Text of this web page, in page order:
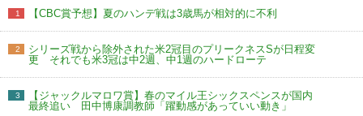
1 【CBC賞予想】夏のハンデ戦は3歳馬が相対的に不利
2
シリーズ戦から除外された米2冠目のプリークネスSが日程変
更 それでも米3冠は中2週、中1週のハードローテ
3
【ジャックルマロワ賞】春のマイル王シックスペンスが国内
最終追い 田中博康調教師「躍動感があっていい動き」